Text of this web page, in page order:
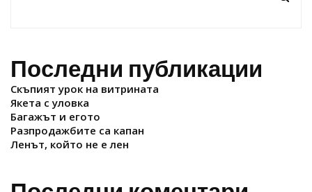
Последни публикации
Скъпият урок на витрината
Якета с уловка
Багажът и егото
Разпродажбите са капан
Ленът, който не е лен